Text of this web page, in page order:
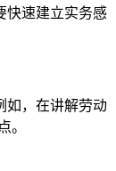
快速建立实务感
如，在讲解劳动
。